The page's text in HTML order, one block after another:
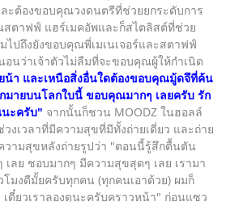
ะต้องขอบคุณวงดนตรีที่ช่วยยกระดับการ
ตาฟฟ์ แฮร์เมคอัพและก็สไตลิสต์ที่ช่วย
ไปถึงยังขอบคุณพี่เมเนเจอร์และสตาฟฟ์
นว่าเจ้าตัวไม่ลืมที่จะขอบคุณผู้ให้กำเนิด
และเหนือสิ่งอื่นใดต้องขอบคุณมู้ดจึที่ค้น
มายบนโลกใบนี้ ขอบคุณมากๆ เลยครับ รัก
ะครับ" จากนั้นก็ชวน MOODZ ในฮอลล์
งเวลาที่มีความสุขที่มีทั้งถ่ายเดี่ยว และถ่าย
วามสุขหลังถ่ายรูปว่า "ตอนนี้รู้สึกตื้นตัน
เลย ชอบมากๆ มีความสุขสุดๆ เลย เรามา
มงดีมั้ยครับทุกคน (ทุกคนเอาด้วย) ผมก็
ดี๋ยวเราลองดูนะครับคราวหน้า" ก่อนแซว